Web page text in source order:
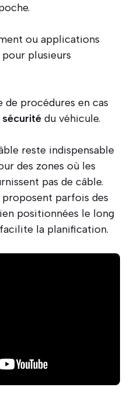
ou applications
plusieurs
de procédures en cas
sécurité du véhicule.
reste indispensable
des zones où les
pas de câble.
parfois des
positionnées le long
la planification.